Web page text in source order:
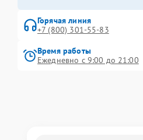
Горячая линия
+7 (800) 301-55-83
Время работы
Ежедневно с 9:00 до 21:00